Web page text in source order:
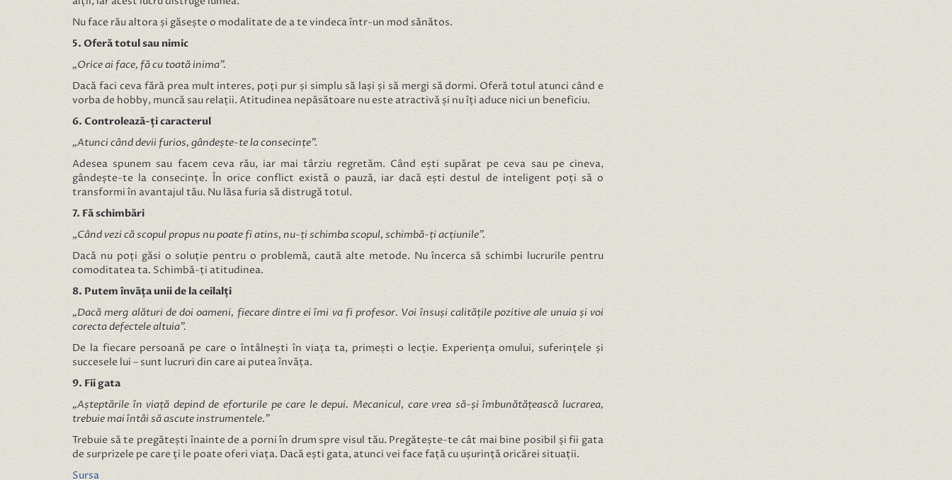
Nu face rău altora și găsește o modalitate de a te vindeca într-un mod sănătos.
5. Oferă totul sau nimic
„Orice ai face, fă cu toată inima”.
Dacă faci ceva fără prea mult interes, poți pur și simplu să lași și să mergi să dormi. Oferă totul atunci când e
vorba de hobby, muncă sau relații. Atitudinea nepăsătoare nu este atractivă și nu îți aduce nici un beneficiu.
6. Controlează-ți caracterul
„Atunci când devii furios, gândește-te la consecințe”.
Adesea spunem sau facem ceva rău, iar mai târziu regretăm. Când ești supărat pe ceva sau pe cineva,
gândește-te la consecințe. În orice conflict există o pauză, iar dacă ești destul de inteligent poți să o
transformi în avantajul tău. Nu lăsa furia să distrugă totul.
7. Fă schimbări
„Când vezi că scopul propus nu poate fi atins, nu-ți schimba scopul, schimbă-ți acțiunile”.
Dacă nu poți găsi o soluție pentru o problemă, caută alte metode. Nu încerca să schimbi lucrurile pentru
comoditatea ta. Schimbă-ți atitudinea.
8. Putem învăța unii de la ceilalți
„Dacă merg alături de doi oameni, fiecare dintre ei îmi va fi profesor. Voi însuși calitățile pozitive ale unuia și voi
corecta defectele altuia”.
De la fiecare persoană pe care o întâlnești în viața ta, primești o lecție. Experiența omului, suferințele și
succesele lui – sunt lucruri din care ai putea învăța.
9. Fii gata
„Așteptările în viață depind de eforturile pe care le depui. Mecanicul, care vrea să-și îmbunătățească lucrarea,
trebuie mai întâi să ascute instrumentele.”
Trebuie să te pregătești înainte de a porni în drum spre visul tău. Pregătește-te cât mai bine posibil și fii gata
de surprizele pe care ți le poate oferi viața. Dacă ești gata, atunci vei face față cu ușurință oricărei situații.
Sursa